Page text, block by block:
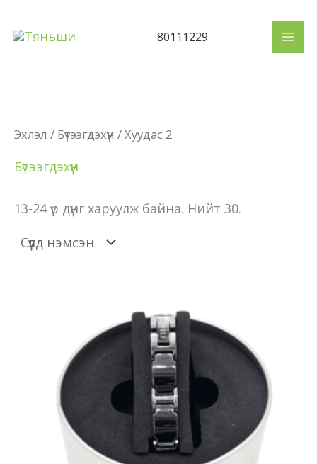
80111229
Эхлэл / Бүтээгдэхүүн / Хуудас 2
Бүтээгдэхүүн
13-24 үр дүнг харуулж байна. Нийт 30.